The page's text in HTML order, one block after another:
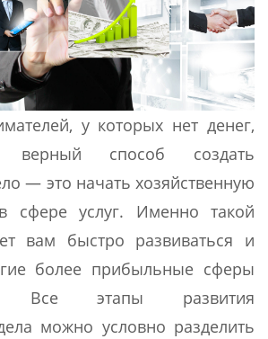
у которых нет денег,
верный способ создать
— это начать хозяйственную
сфере услуг. Именно такой
вам быстро развиваться и
более прибыльные сферы
Все этапы развития
можно условно разделить